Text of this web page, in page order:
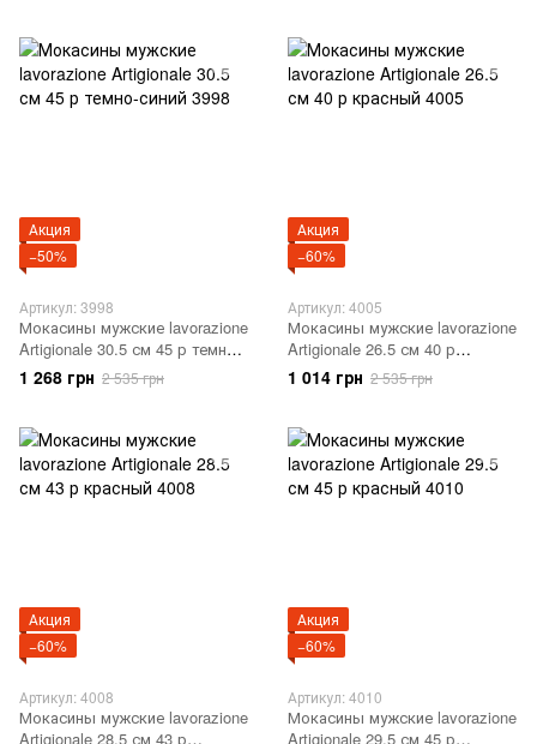
Акция
−50%
Артикул: 3998
Мокасины мужские lavorazione
Artigionale 30.5 см 45 р темно-
синий 3998
1 268 грн 2 535 грн
Акция
−60%
Артикул: 4005
Мокасины мужские lavorazione
Artigionale 26.5 см 40 р
красный 4005
1 014 грн 2 535 грн
Акция
−60%
Артикул: 4008
Мокасины мужские lavorazione
Artigionale 28.5 см 43 р
Акция
−60%
Артикул: 4010
Мокасины мужские lavorazione
Artigionale 29.5 см 45 р